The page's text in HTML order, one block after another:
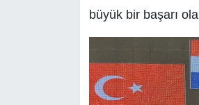
büyük bir başarı